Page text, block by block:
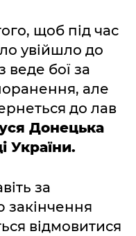
щоб під час
увійшло до
веде бої за
але
до лав
Донецька
України.
за
відмовитися